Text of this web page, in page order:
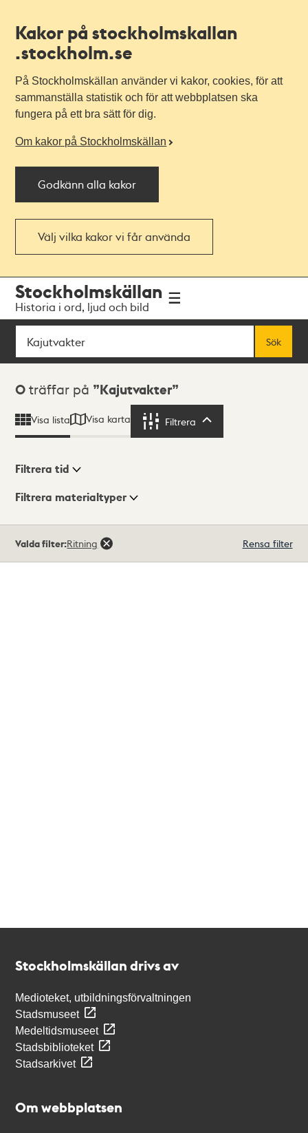
Kakor på stockholmskallan
.stockholm.se
På Stockholmskällan använder vi kakor, cookies, för att
sammanställa statistik och för att webbplatsen ska
fungera på ett bra sätt för dig.
Om kakor på Stockholmskällan
Godkänn alla kakor
Välj vilka kakor vi får använda
navigationen
huvudinnehållet
Stockholmskällan
Historia i ord, ljud och bild
Sök
Sök
Sökresultat
0 träffar på Kajutvakter
Visa lista Visa karta Filtrera
Visningsläge
Filtrera tid
Filtrera materialtyper
träffar
Valda filter:Ritning Rensa filter
Stockholmskällan drivs av
Medioteket, utbildningsförvaltningen
Stadsmuseet
Medeltidsmuseet
Stadsbiblioteket
Stadsarkivet
Om webbplatsen